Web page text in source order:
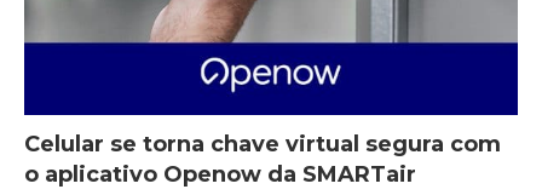
Celular se torna chave virtual segura com
o aplicativo Openow da SMARTair